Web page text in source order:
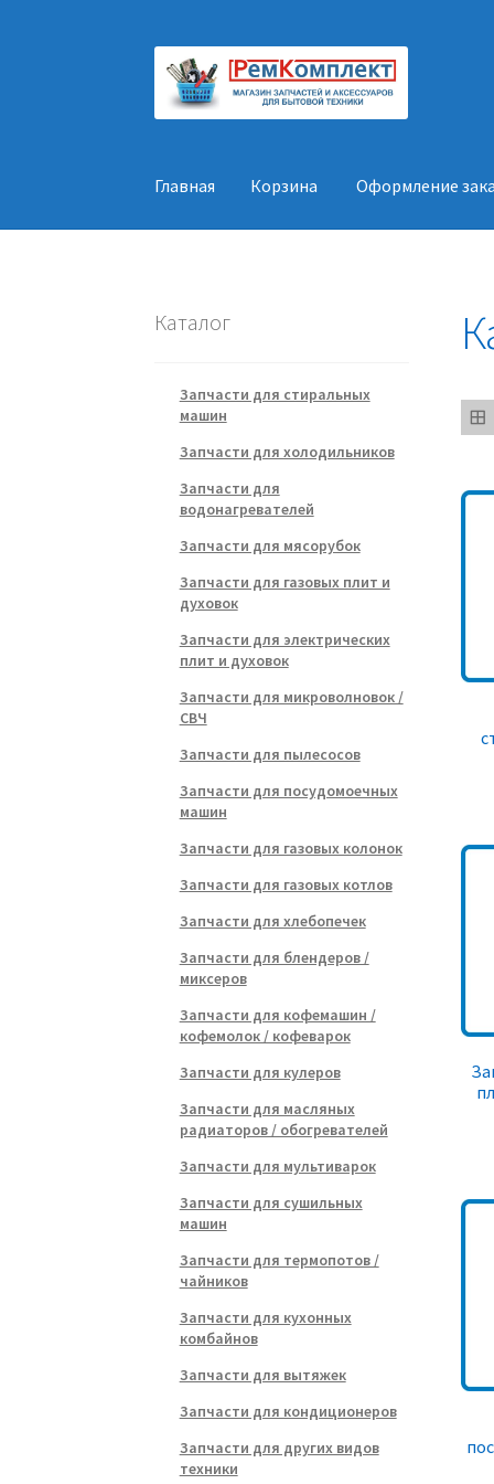
Перейти
навигации
Перейти
содержимому
Главная Корзина Оформление
Каталог
Запчасти для стиральных
машин
Запчасти для холодильников
Запчасти для
водонагревателей
Запчасти для мясорубок
Запчасти для газовых плит и
духовок
Запчасти для электрических
плит и духовок
Запчасти для микроволновок /
СВЧ
Запчасти для пылесосов
Запчасти для посудомоечных
машин
Запчасти для газовых колонок
Запчасти для газовых котлов
Запчасти для хлебопечек
Запчасти для блендеров /
миксеров
Запчасти для кофемашин /
кофемолок / кофеварок
Запчасти для кулеров
Запчасти для масляных
радиаторов / обогревателей
Запчасти для мультиварок
Запчасти для сушильных
машин
Запчасти для термопотов /
чайников
Запчасти для кухонных
комбайнов
Запчасти для вытяжек
Запчасти для кондиционеров
Запчасти для других видов
техники